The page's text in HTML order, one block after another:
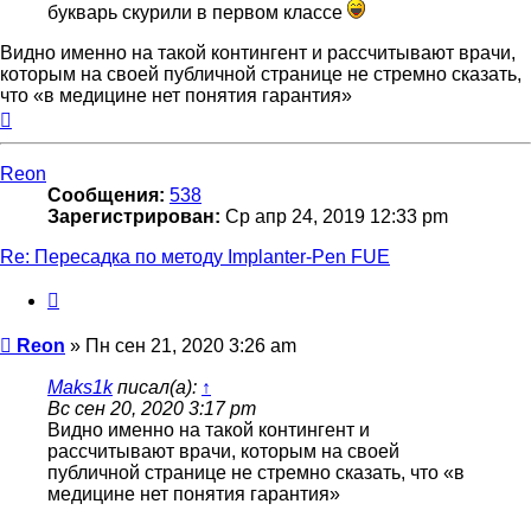
букварь скурили в первом классе
Видно именно на такой контингент и рассчитывают врачи,
которым на своей публичной странице не стремно сказать,
что «в медицине нет понятия гарантия»
Reon
Сообщения: 538
Зарегистрирован: Ср апр 24, 2019 12:33 pm
Re: Пересадка по методу Implanter-Pen FUE
Сообщение
Reon » Пн сен 21, 2020 3:26 am
Maks1kписал(а): ↑
Вс сен 20, 2020 3:17 pm
Видно именно на такой контингент и
рассчитывают врачи, которым на своей
публичной странице не стремно сказать, что «в
медицине нет понятия гарантия»